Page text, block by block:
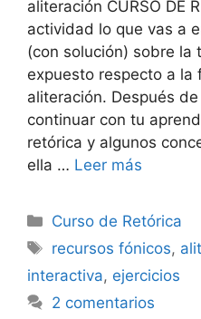
aliteración CURSO DE
actividad lo que vas a
(con solución) sobre la
expuesto respecto a la
aliteración. Después
continuar con tu
retórica y algunos
ella … Leer más
Categorías
Curso de Retórica
Etiquetas
recursos fónicos,
interactiva, ejercicios
2 comentarios